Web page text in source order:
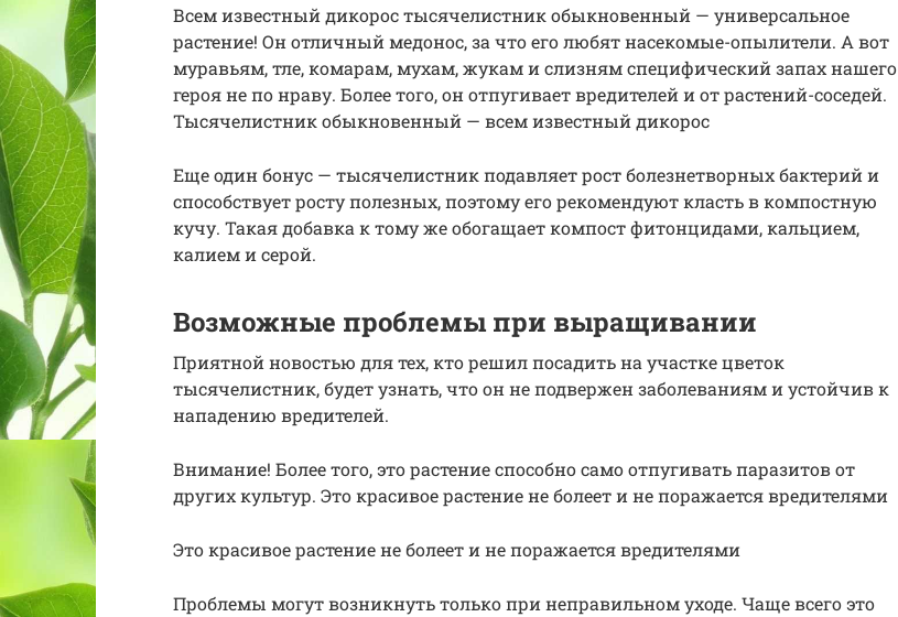
Всем известный дикорос тысячелистник обыкновенный — универсальное
растение! Он отличный медонос, за что его любят насекомые-опылители. А вот
муравьям, тле, комарам, мухам, жукам и слизням специфический запах нашего
героя не по нраву. Более того, он отпугивает вредителей и от растений-соседей.
Тысячелистник обыкновенный — всем известный дикорос
Еще один бонус — тысячелистник подавляет рост болезнетворных бактерий и
способствует росту полезных, поэтому его рекомендуют класть в компостную
кучу. Такая добавка к тому же обогащает компост фитонцидами, кальцием,
калием и серой.
Возможные проблемы при выращивании
Приятной новостью для тех, кто решил посадить на участке цветок
тысячелистник, будет узнать, что он не подвержен заболеваниям и устойчив к
нападению вредителей.
Внимание! Более того, это растение способно само отпугивать паразитов от
других культур. Это красивое растение не болеет и не поражается вредителями
Это красивое растение не болеет и не поражается вредителями
Проблемы могут возникнуть только при неправильном уходе. Чаще всего это